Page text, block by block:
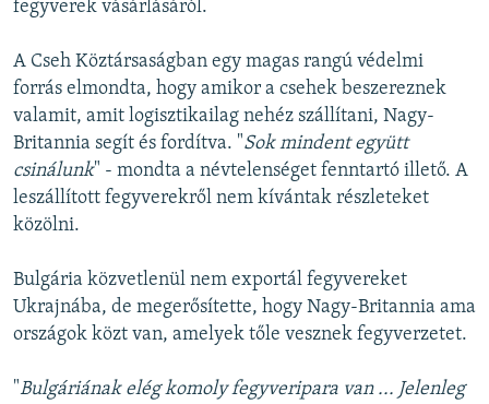
fegyverek vásárlásáról.
A Cseh Köztársaságban egy magas rangú védelmi
forrás elmondta, hogy amikor a csehek beszereznek
valamit, amit logisztikailag nehéz szállítani, Nagy-
Britannia segít és fordítva. "Sok mindent együtt
csinálunk" - mondta a névtelenséget fenntartó illető. A
leszállított fegyverekről nem kívántak részleteket
közölni.
Bulgária közvetlenül nem exportál fegyvereket
Ukrajnába, de megerősítette, hogy Nagy-Britannia ama
országok közt van, amelyek tőle vesznek fegyverzetet.
"Bulgáriának elég komoly fegyveripara van ... Jelenleg